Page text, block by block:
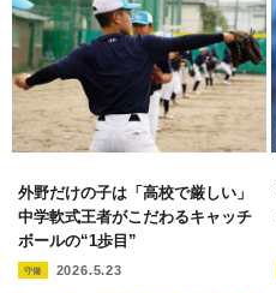
外野だけの子は「高校で厳しい」
中学軟式王者がこだわるキャッチ
ボールの“1歩目”
守備 2026.5.23